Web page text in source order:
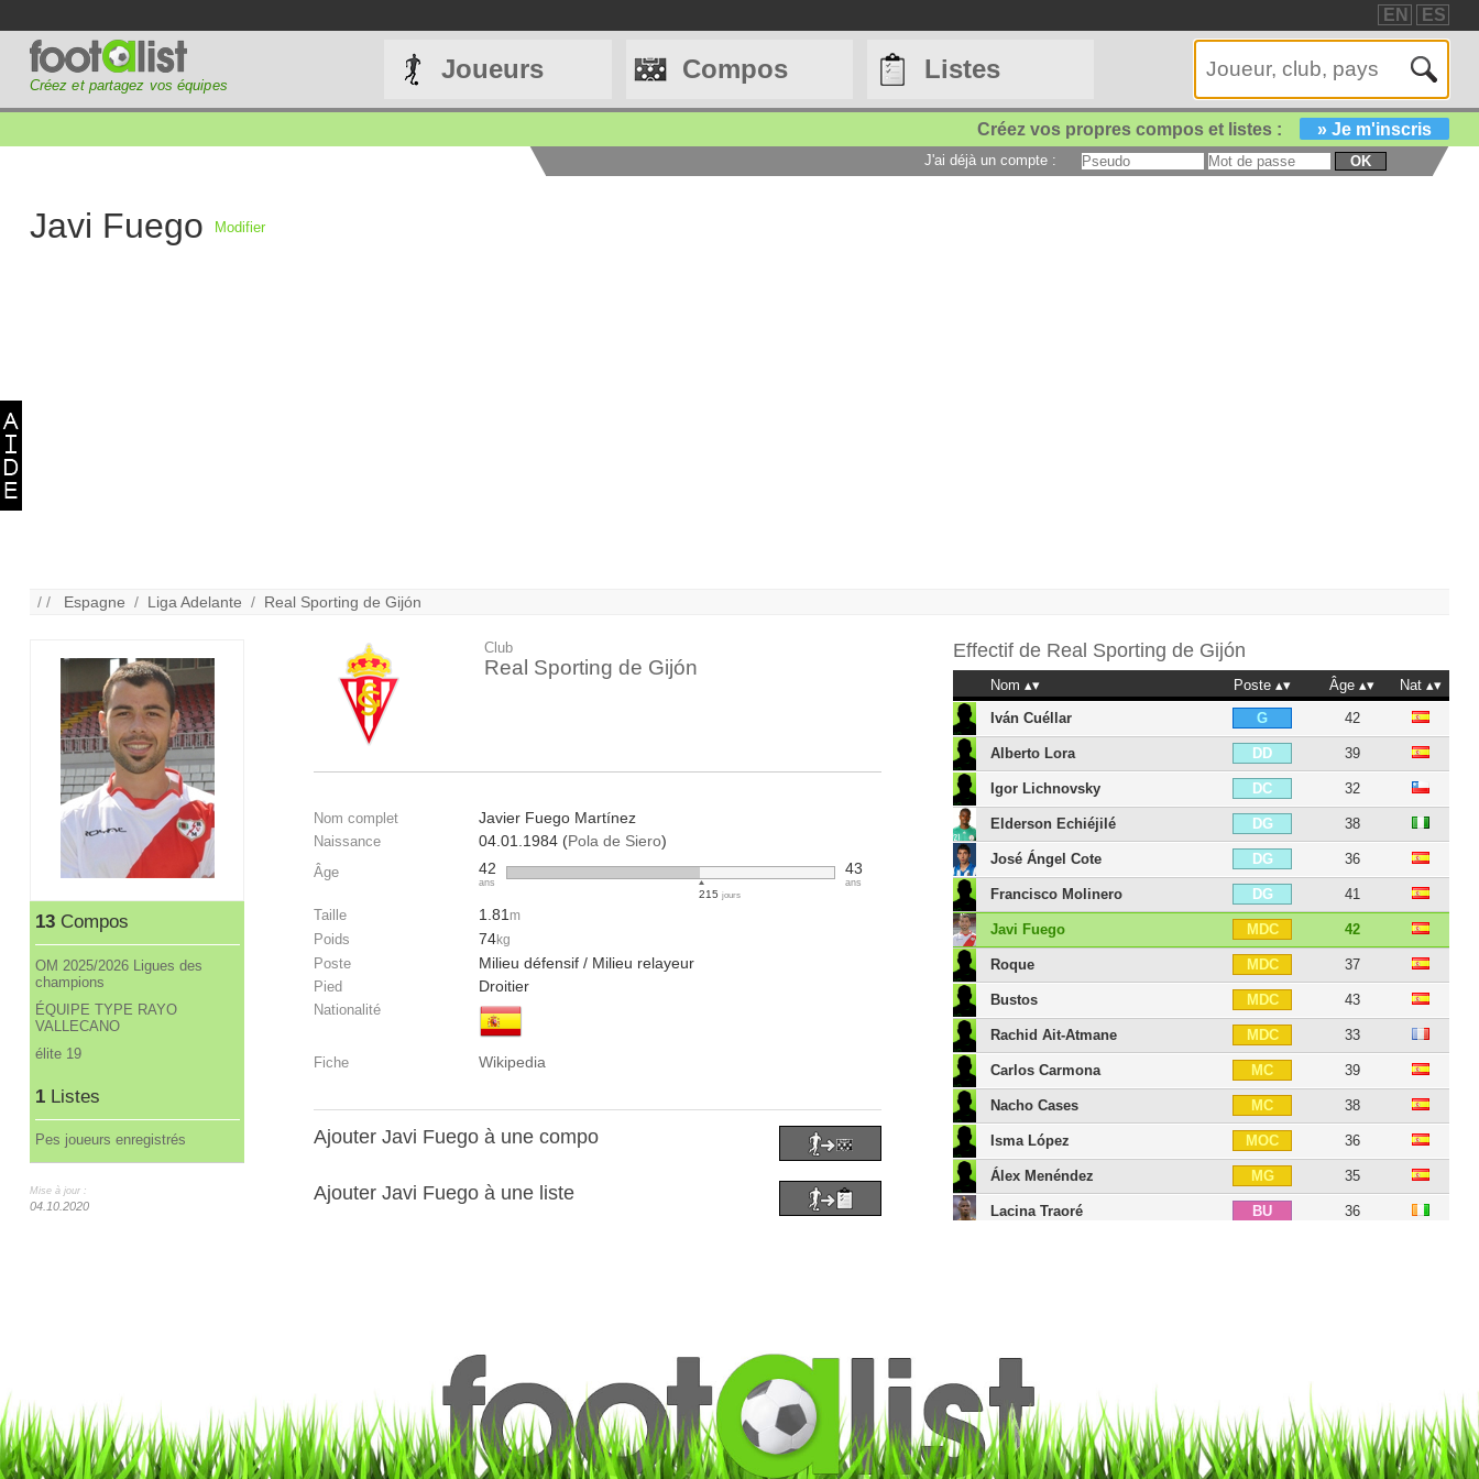
EN ES
Créez et partagez vos équipes
Joueurs Compos Listes
Créez vos propres compos et listes : » Je m'inscris
J'ai déjà un compte : OK
Javi Fuego Modifier
/ / Espagne / Liga Adelante / Real Sporting de Gijón
13Compos
OM 2025/2026 Ligues des
champions
ÉQUIPE TYPE RAYO
VALLECANO
élite 19
1Listes
Pes joueurs enregistrés
Mise à jour :
04.10.2020
Club
Real Sporting de Gijón
Nom complet Javier Fuego Martínez
Naissance 04.01.1984 (Pola de Siero)
Âge 42
ans
215jours
43
ans
Taille 1.81m
Poids 74kg
Poste Milieu défensif / Milieu relayeur
Pied Droitier
Nationalité
Fiche Wikipedia
Ajouter Javi Fuego à une compo
Ajouter Javi Fuego à une liste
Effectif de Real Sporting de Gijón
Nom Poste Âge
Nat
Iván Cuéllar
G 42
Alberto Lora DD 39
Igor Lichnovsky DC 32
Elderson Echiéjilé DG 38
José Ángel Cote DG 36
Francisco Molinero DG 41
Javi Fuego MDC 42
Roque MDC 37
Bustos MDC 43
Rachid Ait-Atmane MDC 33
Carlos Carmona MC 39
Nacho Cases MC 38
Isma López MOC 36
Álex Menéndez MG 35
Lacina Traoré BU 36